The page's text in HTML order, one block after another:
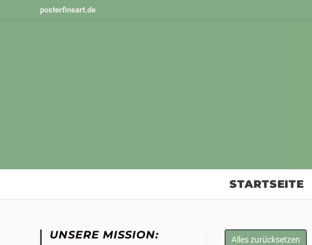
posterfineart.de
STARTSEITE
Alles zurücksetzen
UNSERE MISSION: